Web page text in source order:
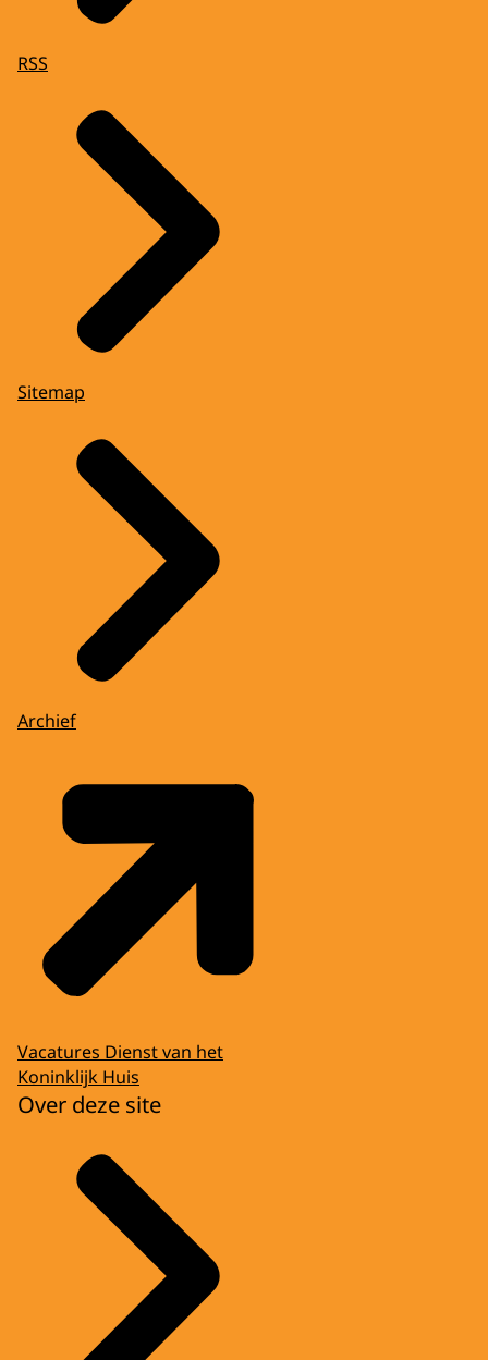
RSS
Sitemap
Archief
Vacatures Dienst van het
Koninklijk Huis
Over deze site